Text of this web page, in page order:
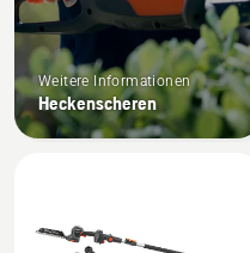
Weitere Informationen
Heckenscheren